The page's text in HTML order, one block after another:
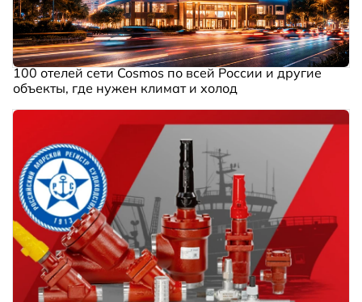
100 отелей сети Cosmos по всей России и другие
объекты, где нужен климат и холод